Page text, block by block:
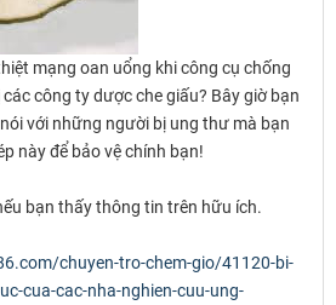
mạng oan uổng khi công cụ chống
công ty dược che giấu? Bây giờ bạn
với những người bị ung thư mà bạn
này để bảo vệ chính bạn!
bạn thấy thông tin trên hữu ích.
chuyen-tro-chem-gio/41120-bi-
cua-cac-nha-nghien-cuu-ung-